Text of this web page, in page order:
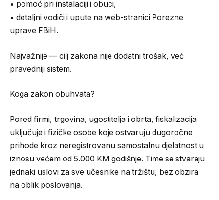
• pomoć pri instalaciji i obuci,
• detaljni vodiči i upute na web-stranici Porezne
uprave FBiH.
Najvažnije — cilj zakona nije dodatni trošak, već
pravedniji sistem.
Koga zakon obuhvata?
Pored firmi, trgovina, ugostitelja i obrta, fiskalizacija
uključuje i fizičke osobe koje ostvaruju dugoročne
prihode kroz neregistrovanu samostalnu djelatnost u
iznosu većem od 5.000 KM godišnje. Time se stvaraju
jednaki uslovi za sve učesnike na tržištu, bez obzira
na oblik poslovanja.